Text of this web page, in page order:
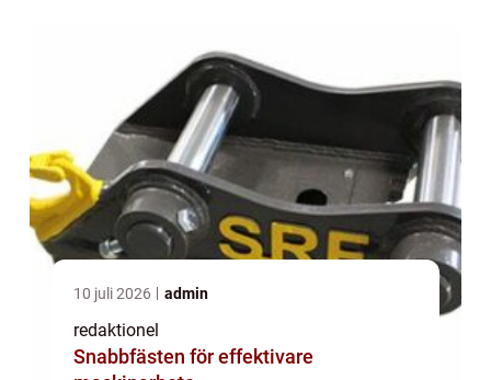
10 juli 2026 admin
redaktionel
Snabbfästen för effektivare